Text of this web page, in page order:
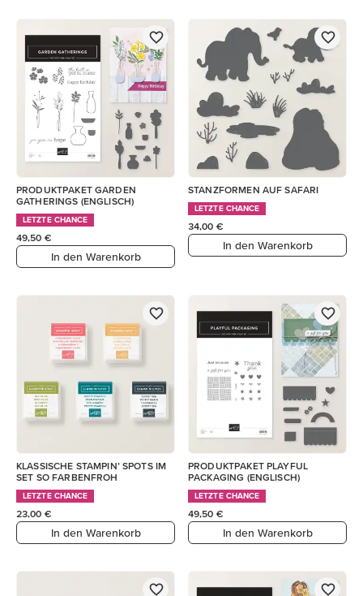
PRODUKTPAKET GARDEN
GATHERINGS (ENGLISCH)
LETZTE CHANCE
49,50 €
In den Warenkorb
STANZFORMEN AUF SAFARI
LETZTE CHANCE
34,00 €
In den Warenkorb
KLASSISCHE STAMPIN’ SPOTS IM
SET SO FARBENFROH
LETZTE CHANCE
23,00 €
In den Warenkorb
PRODUKTPAKET PLAYFUL
PACKAGING (ENGLISCH)
LETZTE CHANCE
49,50 €
In den Warenkorb